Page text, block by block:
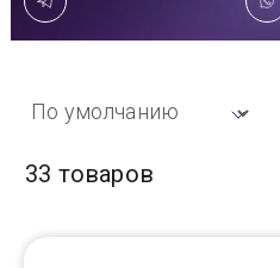
33 товаров